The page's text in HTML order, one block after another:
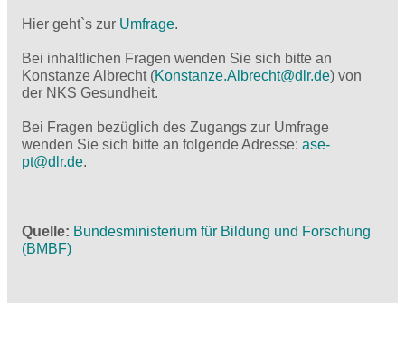
Hier geht`s zur Umfrage.
Bei inhaltlichen Fragen wenden Sie sich bitte an
Konstanze Albrecht (Konstanze.Albrecht@dlr.de) von
der NKS Gesundheit.
Bei Fragen bezüglich des Zugangs zur Umfrage
wenden Sie sich bitte an folgende Adresse: ase-
pt@dlr.de.
Quelle
Bundesministerium für Bildung und Forschung
(BMBF)